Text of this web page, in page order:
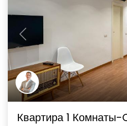
Previous
Квартира 1